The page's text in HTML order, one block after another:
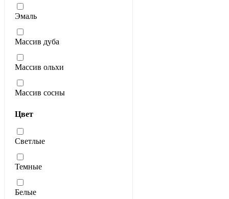
Эмаль
Массив дуба
Массив ольхи
Массив сосны
Цвет
Светлые
Темные
Белые